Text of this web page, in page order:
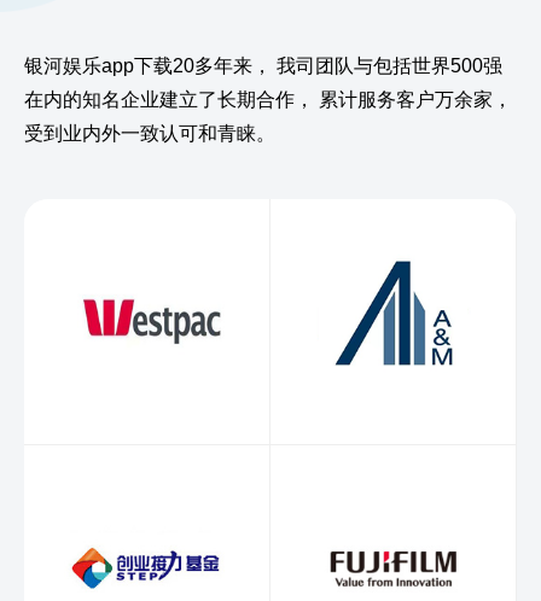
银河娱乐app下载20多年来，
我司团队与包括世界500强
在内的知名企业建立了长期合作，
累计服务客户万余家，
受到业内外一致认可和青睐。